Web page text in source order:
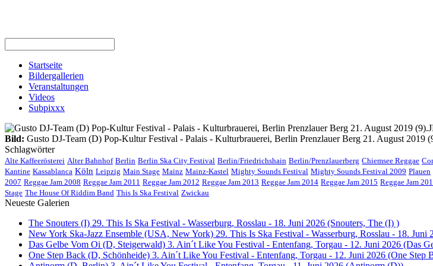
Startseite
Bildergallerien
Veranstaltungen
Videos
Subpixxx
Bild: Gusto DJ-Team (D) Pop-Kultur Festival - Palais - Kulturbrauerei, Berlin Prenzlauer Berg 21. August 2019
Schlagwörter
Alte Kaffeerösterei Alter Bahnhof Berlin Berlin Ska City Festival Berlin/Friedrichshain Berlin/Prenzlauerberg Chiemsee Reggae
Kantine Kassablanca Köln Leipzig Main Stage Mainz Mainz-Kastel Mighty Sounds Festival Mighty Sounds Festival 2009 Plauen
2007 Reggae Jam 2008 Reggae Jam 2011 Reggae Jam 2012 Reggae Jam 2013 Reggae Jam 2014 Reggae Jam 2015 Reggae Jam
Stage The House Of Riddim Band This Is Ska Festival Zwickau
Neueste Galerien
The Snouters (I) 29. This Is Ska Festival - Wasserburg, Rosslau - 18. Juni 2026 (Snouters, The (I) )
New York Ska-Jazz Ensemble (USA, New York) 29. This Is Ska Festival - Wasserburg, Rosslau - 18.
Das Gelbe Vom Oi (D, Steigerwald) 3. Ain´t Like You Festival - Entenfang, Torgau - 12. Juni 2026 (Das
One Step Back (D, Schönheide) 3. Ain´t Like You Festival - Entenfang, Torgau - 12. Juni 2026 (One Step